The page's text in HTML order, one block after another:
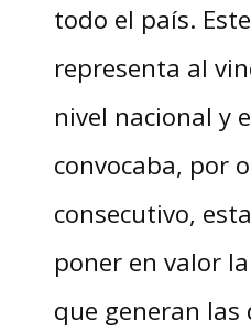
todo el país.
representa al
nivel nacional y
convocaba, por
consecutivo,
poner en valor
que generan las